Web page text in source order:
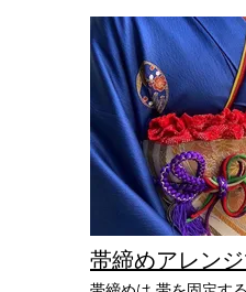
と言われています。
とによって 病気や厄
く 人生を歩んでほし
れているのです。 た
あるんですね🥺💕 一
別ないちにちに なり
何でしょうか？ 振袖
残念な雰囲気にする
る舞いにかかってい
な💭と思うかもしれ
時の所作(しょさ)はと
違う振袖だからこその
👨‍🏫 全部を覚えられ
こーーしでも いれて
動しましょう😊 一生
んでくださいね
帯締めアレン